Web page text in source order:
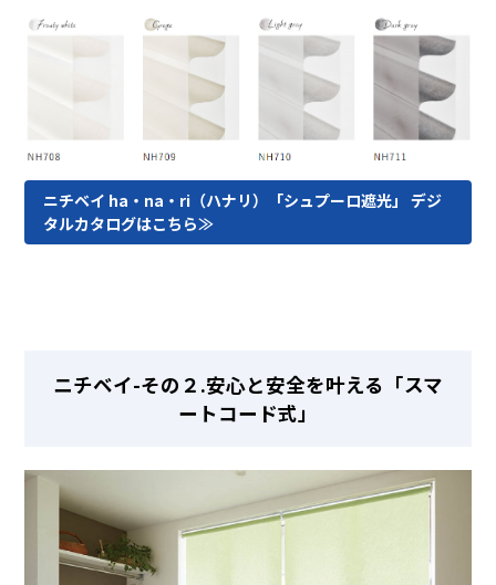
ニチベイ ha・na・ri（ハナリ）「シュプーロ遮光」 デジ
タルカタログはこちら≫
ニチベイ-その２.安心と安全を叶える「スマ
ートコード式」